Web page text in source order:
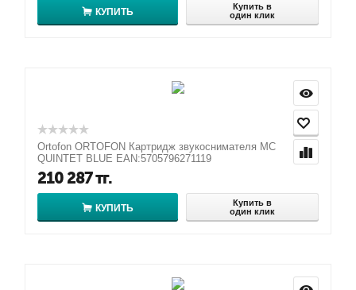
КУПИТЬ
Купить в
один клик
Ortofon ORTOFON Картридж звукоснимателя MC
QUINTET BLUE EAN:5705796271119
210 287тг.
КУПИТЬ
Купить в
один клик